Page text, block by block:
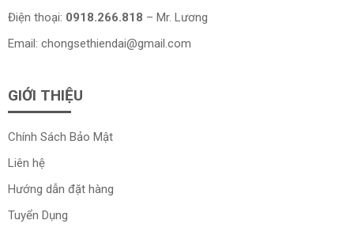
Điện thoại: 0918.266.818 – Mr. Lương
Email: chongsethiendai@gmail.com
GIỚI THIỆU
Chính Sách Bảo Mật
Liên hệ
Hướng dẫn đặt hàng
Tuyển Dụng